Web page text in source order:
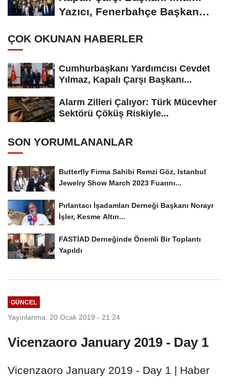
Yazıcı, Fenerbahçe Başkan
ÇOK OKUNAN HABERLER
Cumhurbaşkanı Yardımcısı Cevdet
Yılmaz, Kapalı Çarşı Başkanı...
Alarm Zilleri Çalıyor: Türk Mücevher
Sektörü Çöküş Riskiyle...
SON YORUMLANANLAR
Butterfly Firma Sahibi Remzi Göz, Istanbul
Jewelry Show March 2023 Fuarını...
Pırlantacı İşadamları Derneği Başkanı Norayr
İşler, Kesme Altın...
FASTİAD Derneğinde Önemli Bir Toplantı
Yapıldı
GÜNCEL
Yayınlanma: 20 Ocak 2019 - 21:24
Vicenzaoro January 2019 - Day 1
Vicenzaoro January 2019 - Day 1 | Haber